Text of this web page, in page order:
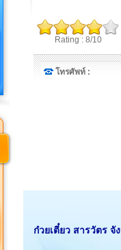
Rating : 8/10
โทรศัพท์ :
ก๋วยเตี๋ยว สารวัตร จั